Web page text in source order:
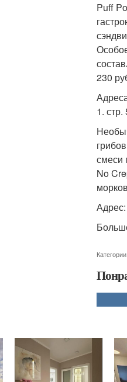
Puff
230
1.
смеси
No
Категории: